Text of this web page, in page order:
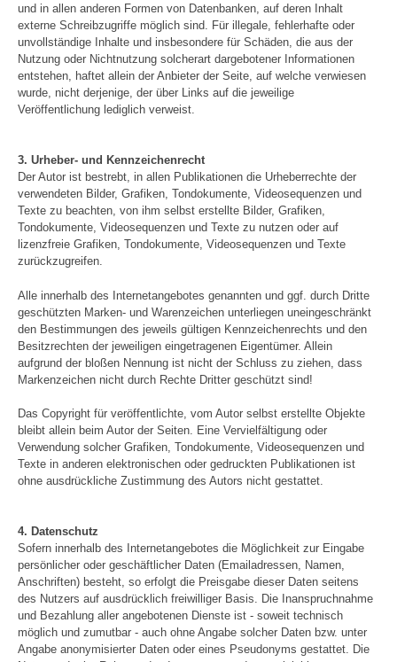
und in allen anderen Formen von Datenbanken, auf deren Inhalt
externe Schreibzugriffe möglich sind. Für illegale, fehlerhafte oder
unvollständige Inhalte und insbesondere für Schäden, die aus der
Nutzung oder Nichtnutzung solcherart dargebotener Informationen
entstehen, haftet allein der Anbieter der Seite, auf welche verwiesen
wurde, nicht derjenige, der über Links auf die jeweilige
Veröffentlichung lediglich verweist.
3. Urheber- und Kennzeichenrecht
Der Autor ist bestrebt, in allen Publikationen die Urheberrechte der
verwendeten Bilder, Grafiken, Tondokumente, Videosequenzen und
Texte zu beachten, von ihm selbst erstellte Bilder, Grafiken,
Tondokumente, Videosequenzen und Texte zu nutzen oder auf
lizenzfreie Grafiken, Tondokumente, Videosequenzen und Texte
zurückzugreifen.
Alle innerhalb des Internetangebotes genannten und ggf. durch Dritte
geschützten Marken- und Warenzeichen unterliegen uneingeschränkt
den Bestimmungen des jeweils gültigen Kennzeichenrechts und den
Besitzrechten der jeweiligen eingetragenen Eigentümer. Allein
aufgrund der bloßen Nennung ist nicht der Schluss zu ziehen, dass
Markenzeichen nicht durch Rechte Dritter geschützt sind!
Das Copyright für veröffentlichte, vom Autor selbst erstellte Objekte
bleibt allein beim Autor der Seiten. Eine Vervielfältigung oder
Verwendung solcher Grafiken, Tondokumente, Videosequenzen und
Texte in anderen elektronischen oder gedruckten Publikationen ist
ohne ausdrückliche Zustimmung des Autors nicht gestattet.
4. Datenschutz
Sofern innerhalb des Internetangebotes die Möglichkeit zur Eingabe
persönlicher oder geschäftlicher Daten (Emailadressen, Namen,
Anschriften) besteht, so erfolgt die Preisgabe dieser Daten seitens
des Nutzers auf ausdrücklich freiwilliger Basis. Die Inanspruchnahme
und Bezahlung aller angebotenen Dienste ist - soweit technisch
möglich und zumutbar - auch ohne Angabe solcher Daten bzw. unter
Angabe anonymisierter Daten oder eines Pseudonyms gestattet. Die